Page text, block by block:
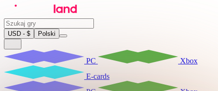
USD - $ Polski
PC
Xbox
E-cards